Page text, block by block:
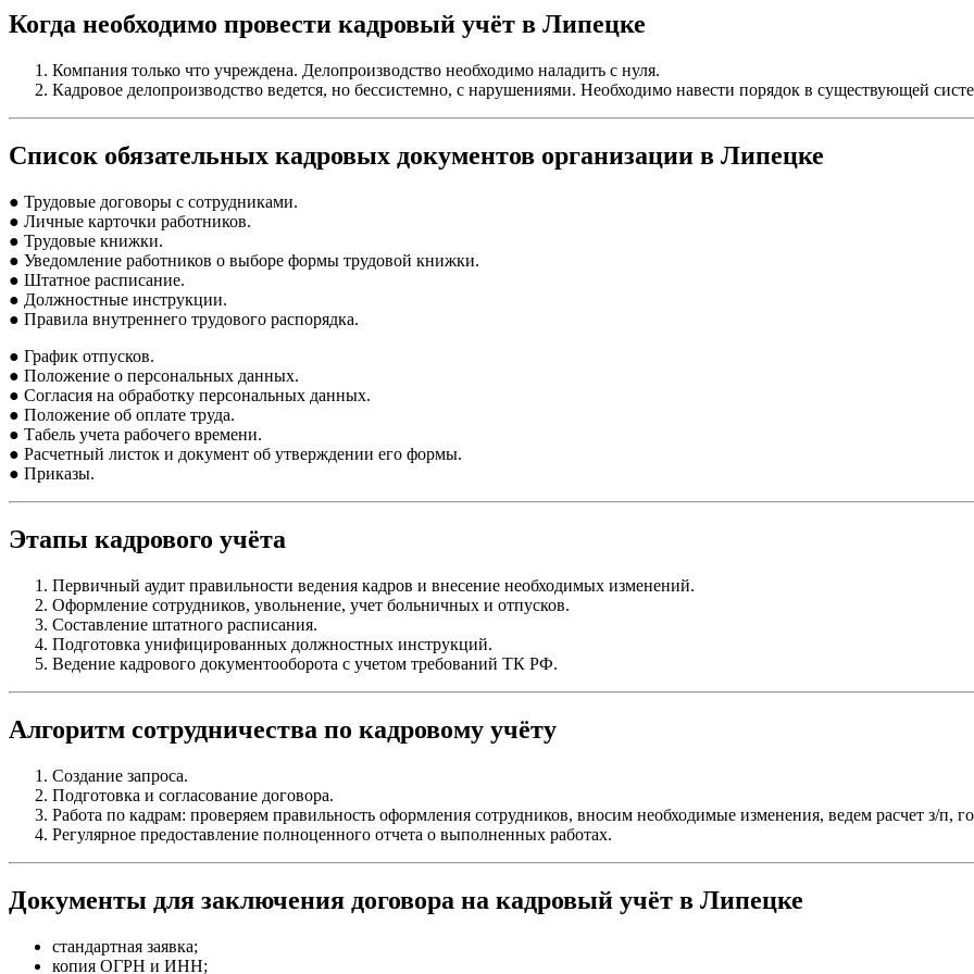
Когда необходимо провести кадровый учёт в Липецке
Компания только что учреждена. Делопроизводство необходимо наладить с нуля.
Кадровое делопроизводство ведется, но бессистемно, с нарушениями. Необходимо навести порядок в существующей
Список обязательных кадровых документов организации в Липецке
● Трудовые договоры с сотрудниками.
● Личные карточки работников.
● Трудовые книжки.
● Уведомление работников о выборе формы трудовой книжки.
● Штатное расписание.
● Должностные инструкции.
● Правила внутреннего трудового распорядка.
● График отпусков.
● Положение о персональных данных.
● Согласия на обработку персональных данных.
● Положение об оплате труда.
● Табель учета рабочего времени.
● Расчетный листок и документ об утверждении его формы.
● Приказы.
Этапы кадрового учёта
Первичный аудит правильности ведения кадров и внесение необходимых изменений.
Оформление сотрудников, увольнение, учет больничных и отпусков.
Составление штатного расписания.
Подготовка унифицированных должностных инструкций.
Ведение кадрового документооборота с учетом требований ТК РФ.
Алгоритм сотрудничества по кадровому учёту
Создание запроса.
Подготовка и согласование договора.
Работа по кадрам: проверяем правильность оформления сотрудников, вносим необходимые изменения, ведем расчет з/п,
Регулярное предоставление полноценного отчета о выполненных работах.
Документы для заключения договора на кадровый учёт в Липецке
стандартная заявка;
копия ОГРН и ИНН;